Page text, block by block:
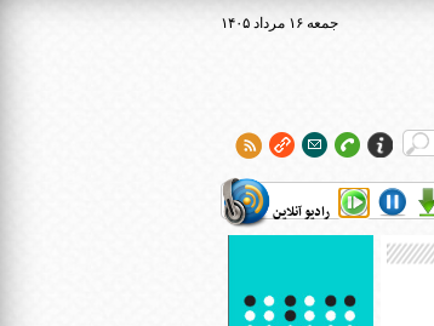
۱۴۰۵ جمعه ۱۶ مرداد
رادیو آنلاین